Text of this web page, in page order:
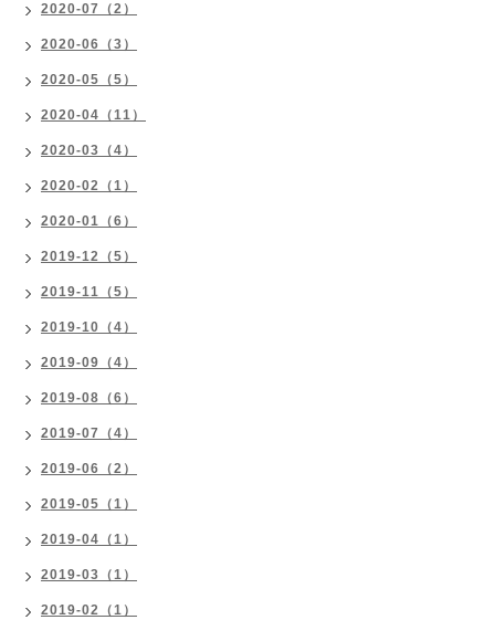
2020-07（2）
2020-06（3）
2020-05（5）
2020-04（11）
2020-03（4）
2020-02（1）
2020-01（6）
2019-12（5）
2019-11（5）
2019-10（4）
2019-09（4）
2019-08（6）
2019-07（4）
2019-06（2）
2019-05（1）
2019-04（1）
2019-03（1）
2019-02（1）